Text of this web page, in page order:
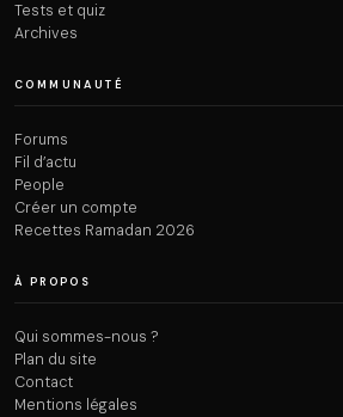
Tests et quiz
Archives
COMMUNAUTÉ
Forums
Fil d’actu
People
Créer un compte
Recettes Ramadan 2026
À PROPOS
Qui sommes-nous ?
Plan du site
Contact
Mentions légales